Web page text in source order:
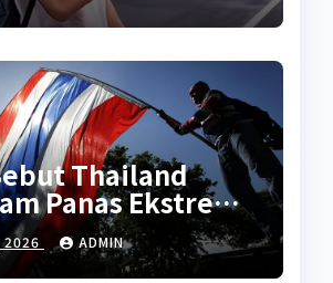
Thailand
Panas Ekstrem
Tahun 2070
2026 ADMIN